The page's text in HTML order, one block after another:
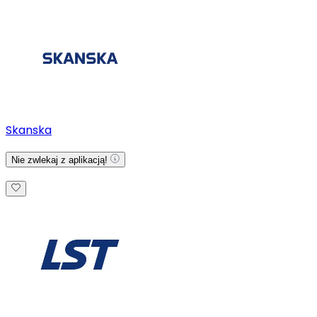
Skanska
Nie zwlekaj z aplikacją!